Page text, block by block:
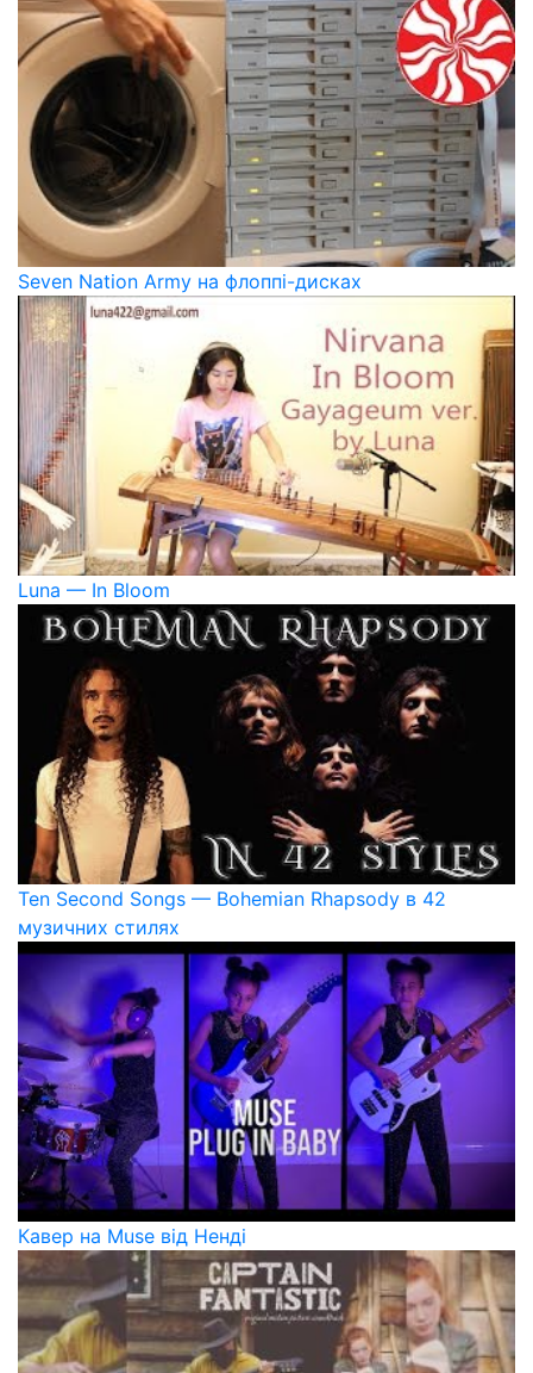
Seven Nation Army на флоппі-дисках
Luna — In Bloom
Ten Second Songs — Bohemian Rhapsody в 42
музичних стилях
Кавер на Muse від Ненді